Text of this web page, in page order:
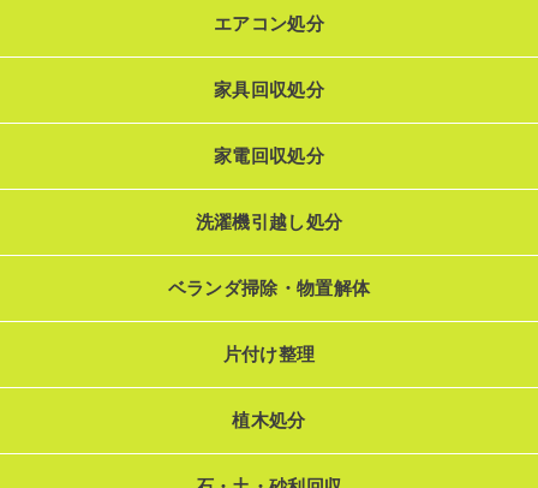
エアコン処分
家具回収処分
家電回収処分
洗濯機引越し処分
ベランダ掃除・物置解体
片付け整理
植木処分